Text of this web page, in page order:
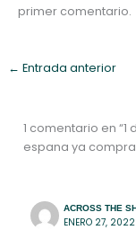
primer comentario.
← Entrada anterior
1 comentario en
espana ya
ACROSS THE
ENERO 27,